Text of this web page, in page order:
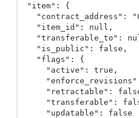
  "item": {
"contract_address":
    "item_id": null,
"transferable_to":
    "is_public": false,
    "flags": {
      "active": true,
"retractable":
"transferable":
      "updatable": false